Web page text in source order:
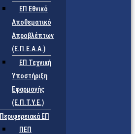
ΕΠ Εθνικό
Αποθεματικό
Απροβλέπτων
(Ε.Π.Ε.Α.Α.)
ΕΠ Τεχνική
Υποστήριξη
Εφαρμογής
(Ε.Π.Τ.Υ.Ε.)
Περιφερειακά ΕΠ
ΠΕΠ